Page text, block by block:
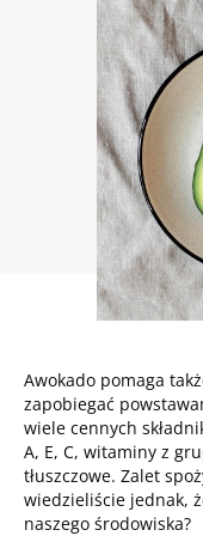
Awokado pomaga
zapobiegać
wiele cennych
A, E, C, witaminy z
tłuszczowe. Zalet
wiedzieliście jednak,
naszego środowiska?